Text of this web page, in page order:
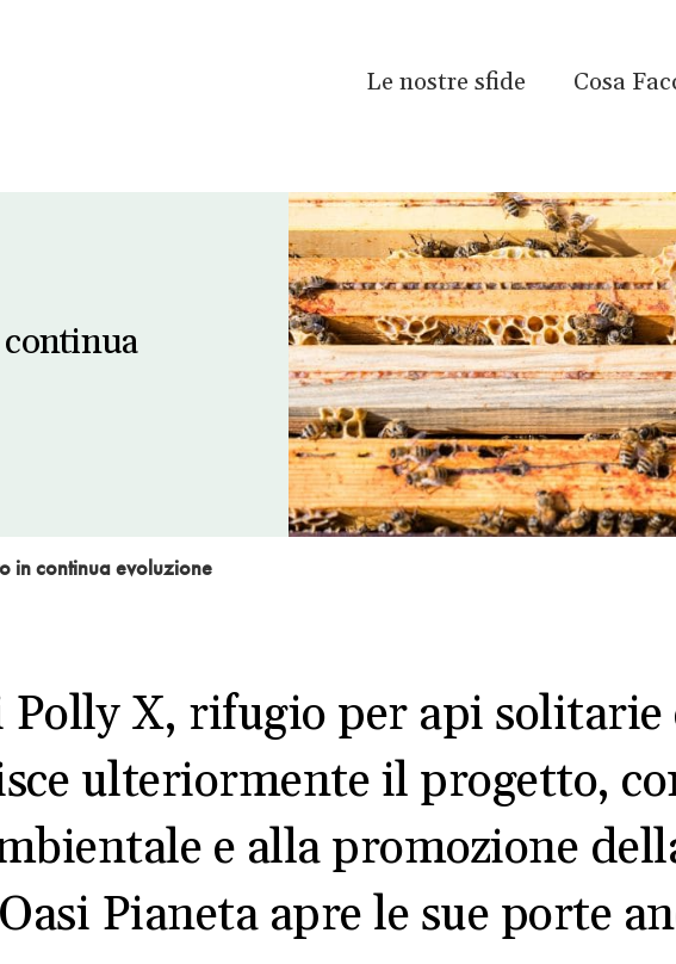
Le nostre sfide Cosa
in continua evoluzione
Polly X, rifugio per api solitarie
ulteriormente il progetto,
e alla promozione
Pianeta apre le sue porte